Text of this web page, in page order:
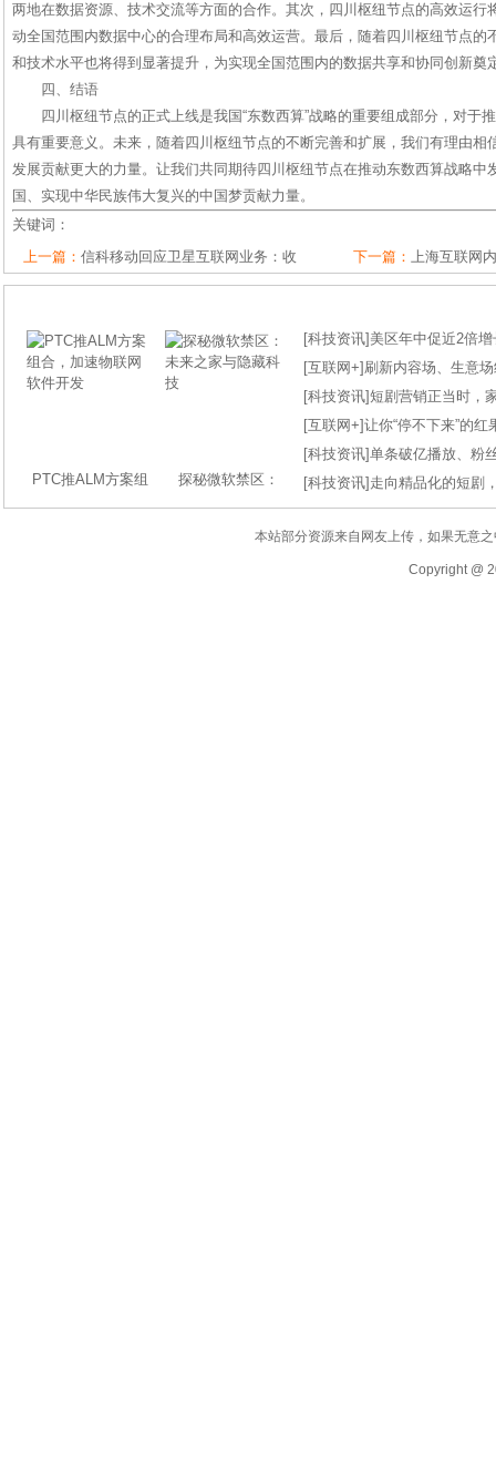
两地在数据资源、技术交流等方面的合作。其次，四川枢纽节点的高效运行
动全国范围内数据中心的合理布局和高效运营。最后，随着四川枢纽节点的
和技术水平也将得到显著提升，为实现全国范围内的数据共享和协同创新奠
四、结语
四川枢纽节点的正式上线是我国“东数西算”战略的重要组成部分，对于
具有重要意义。未来，随着四川枢纽节点的不断完善和扩展，我们有理由相
发展贡献更大的力量。让我们共同期待四川枢纽节点在推动东数西算战略中
国、实现中华民族伟大复兴的中国梦贡献力量。
关键词：
上一篇： 信科移动回应卫星互联网业务：收 下一篇： 上海互联网
PTC推ALM方案组 探秘微软禁区：
[科技资讯] 美区年中促近2倍
[互联网+] 刷新内容场、生意
[科技资讯]短剧营销正当时，
[互联网+]让你“停不下来”的
[科技资讯]单条破亿播放、粉
[科技资讯] 走向精品化的短剧
本站部分资源来自网友上传，如果无意
Copyright @